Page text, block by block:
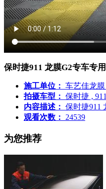
保时捷911 龙膜G2专车专用
施工单位： 车艺佳龙膜
拍摄车型： 保时捷 , 911
内容描述： 保时捷911
观看次数： 24539
为您推荐